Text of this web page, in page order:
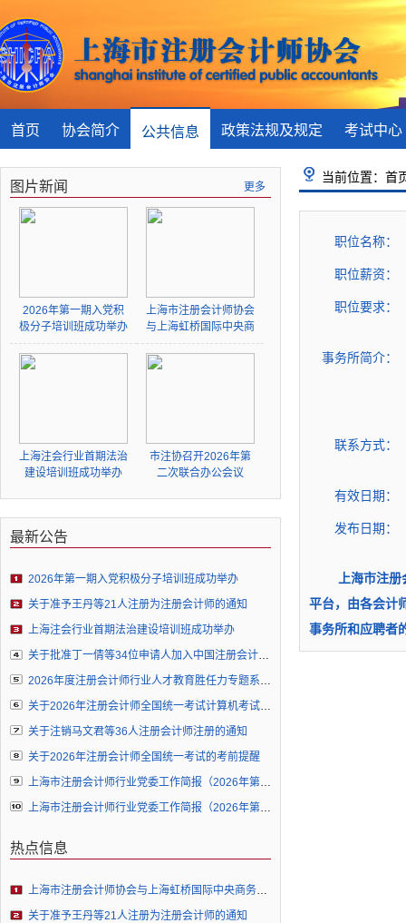
首页 协会简介 公共信息 政策法规及规定 考试中心
图片新闻 更多
2026年第一期入党积
极分子培训班成功举办
上海市注册会计师协会
与上海虹桥国际中央商
务区管委会签署战略合
作协议并为“上海注册
上海注会行业首期法治
建设培训班成功举办
市注协召开2026年第
二次联合办公会议
最新公告
2026年第一期入党积极分子培训班成功举办
关于准予王丹等21人注册为注册会计师的通知
上海注会行业首期法治建设培训班成功举办
关于批准丁一倩等34位申请人加入中国注册会计师协会成为个人非执业会员的通知
2026年度注册会计师行业人才教育胜任力专题系列直播（三）培训通知
关于2026年注册会计师全国统一考试计算机考试环境下故障处理办法的公告
关于注销马文君等36人注册会计师注册的通知
关于2026年注册会计师全国统一考试的考前提醒
上海市注册会计师行业党委工作简报（2026年第5期）
上海市注册会计师行业党委工作简报（2026年第4期）
热点信息
上海市注册会计师协会与上海虹桥国际中央商务区管委会签署战略合作协议并为“上海注册会计师行业企业出海虹桥服务站”揭牌
关于准予王丹等21人注册为注册会计师的通知
当前位置：首
职位名称：
职位薪资：
职位要求：
事务所简介：
联系方式：
有效日期：
发布日期：
上海市注册会
平台，由各会计
事务所和应聘者